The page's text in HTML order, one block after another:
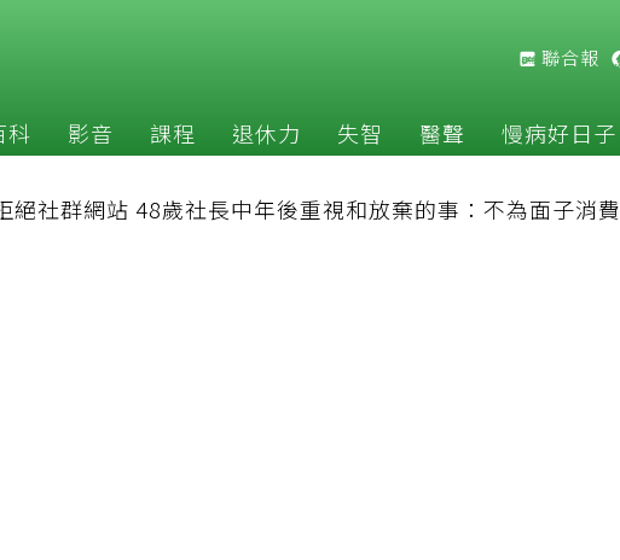
聯合報
科 影音 課程 退休力 失智 醫聲 慢病好日子
絕社群網站 48歲社長中年後重視和放棄的事：不為面子消費